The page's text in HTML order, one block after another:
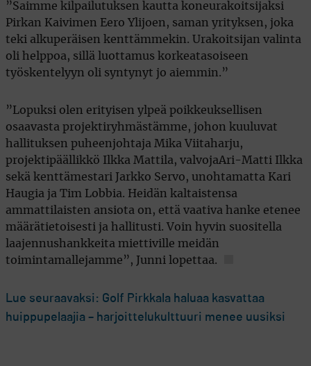
”Saimme kilpailutuksen kautta koneurakoitsijaksi
Pirkan Kaivimen Eero Ylijoen, saman yrityksen, joka
teki alkuperäisen kenttämmekin. Urakoitsijan valinta
oli helppoa, sillä luottamus korkeatasoiseen
työskentelyyn oli syntynyt jo aiemmin.”
”Lopuksi olen erityisen ylpeä poikkeuksellisen
osaavasta projektiryhmästämme, johon kuuluvat
hallituksen puheenjohtaja Mika Viitaharju,
projektipäällikkö Ilkka Mattila, valvojaAri-Matti Ilkka
sekä kenttämestari Jarkko Servo, unohtamatta Kari
Haugia ja Tim Lobbia. Heidän kaltaistensa
ammattilaisten ansiota on, että vaativa hanke etenee
määrätietoisesti ja hallitusti. Voin hyvin suositella
laajennushankkeita miettiville meidän
toimintamallejamme”, Junni lopettaa.
Lue seuraavaksi: Golf Pirkkala haluaa kasvattaa
huippupelaajia – harjoittelukulttuuri menee uusiksi